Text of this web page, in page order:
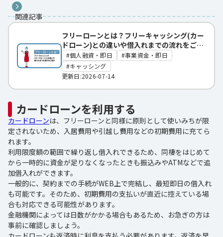
関連記事
フリーローンとは？フリーキャッシング(カー
ドローン)との違いや借入れまでの流れをご紹
介個人融資・即日
事業資金・即日
キャッシング
更新日:2026-07-14
カードローンを利用する
カードローンは、フリーローンと同様に原則として使いみちが限
定されないため、入居費用や引越し費用などの初期費用に充てら
れます。
利用限度額の範囲で繰り返し借入れできるため、同棲をはじめて
から一時的に資金が足りなくなったときも振込みやATMなどで追
加借入れができます。
一般的に、契約までの手続がWEB上で完結し、最短即日の借入れ
も可能です。そのため、初期費用の支払いが直近に控えている場
合も対応できる可能性があります。
金融機関によっては日数がかかる場合もあるため、お急ぎの方は
事前に確認しましょう。